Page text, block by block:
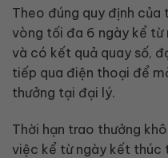
Theo đúng quy định của
vòng tối đa 6 ngày kể từ
và có kết quả quay số,
tiếp qua điện thoại để
thưởng tại đại lý.
Thời hạn trao thưởng
việc kể từ ngày kết thúc